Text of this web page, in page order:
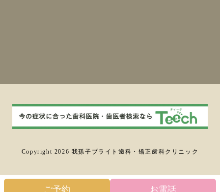
Copyright 2026 我孫子ブライト歯科・矯正歯科クリニック
ご予約 お電話